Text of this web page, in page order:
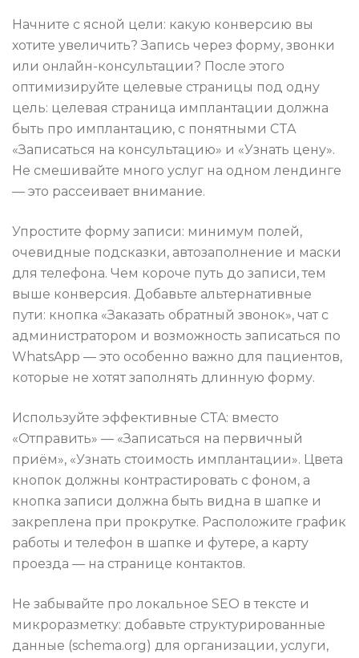
Начните с ясной цели: какую конверсию вы
хотите увеличить? Запись через форму, звонки
или онлайн-консультации? После этого
оптимизируйте целевые страницы под одну
цель: целевая страница имплантации должна
быть про имплантацию, с понятными CTA
«Записаться на консультацию» и «Узнать цену».
Не смешивайте много услуг на одном лендинге
— это рассеивает внимание.
Упростите форму записи: минимум полей,
очевидные подсказки, автозаполнение и маски
для телефона. Чем короче путь до записи, тем
выше конверсия. Добавьте альтернативные
пути: кнопка «Заказать обратный звонок», чат с
администратором и возможность записаться по
WhatsApp — это особенно важно для пациентов,
которые не хотят заполнять длинную форму.
Используйте эффективные CTA: вместо
«Отправить» — «Записаться на первичный
приём», «Узнать стоимость имплантации». Цвета
кнопок должны контрастировать с фоном, а
кнопка записи должна быть видна в шапке и
закреплена при прокрутке. Расположите график
работы и телефон в шапке и футере, а карту
проезда — на странице контактов.
Не забывайте про локальное SEO в тексте и
микроразметку: добавьте структурированные
данные (schema.org) для организации, услуги,